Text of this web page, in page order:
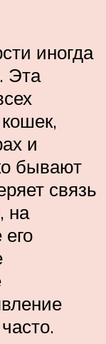
иногда
Эта
и
бывают
связь
на